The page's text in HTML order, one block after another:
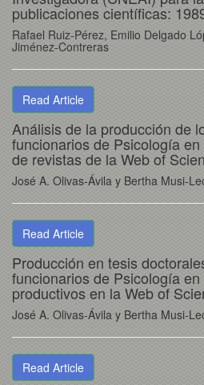
publicaciones científicas:
Rafael Ruiz-Pérez, Emilio Delgado
Jiménez-Contreras
Read Article
Análisis de la producción de
funcionarios de Psicología
de revistas de la Web of
José A. Olivas-Ávila y Bertha Musi-
Read Article
Producción en tesis
funcionarios de Psicología
productivos en la Web of
José A. Olivas-Ávila y Bertha Musi-
Read Article